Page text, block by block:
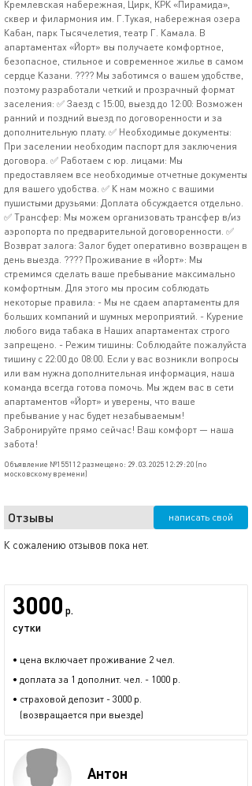
Кремлевская набережная, Цирк, КРК «Пирамида»,
сквер и филармония им. Г.Тукая, набережная озера
Кабан, парк Тысячелетия, театр Г. Камала. В
апартаментах «Йорт» вы получаете комфортное,
безопасное, стильное и современное жилье в самом
сердце Казани. ???? Мы заботимся о вашем удобстве,
поэтому разработали четкий и прозрачный формат
заселения: ✅ Заезд с 15:00, выезд до 12:00: Возможен
ранний и поздний выезд по договоренности и за
дополнительную плату. ✅ Необходимые документы:
При заселении необходим паспорт для заключения
договора. ✅ Работаем с юр. лицами: Мы
предоставляем все необходимые отчетные документы
для вашего удобства. ✅ К нам можно с вашими
пушистыми друзьями: Доплата обсуждается отдельно.
✅ Трансфер: Мы можем организовать трансфер в/из
аэропорта по предварительной договоренности. ✅
Возврат залога: Залог будет оперативно возвращен в
день выезда. ???? Проживание в «Йорт»: Мы
стремимся сделать ваше пребывание максимально
комфортным. Для этого мы просим соблюдать
некоторые правила: - Мы не сдаем апартаменты для
больших компаний и шумных мероприятий. - Курение
любого вида табака в Наших апартаментах строго
запрещено. - Режим тишины: Соблюдайте пожалуйста
тишину с 22:00 до 08:00. Если у вас возникли вопросы
или вам нужна дополнительная информация, наша
команда всегда готова помочь. Мы ждем вас в сети
апартаментов «Йорт» и уверены, что ваше
пребывание у нас будет незабываемым!
Забронируйте прямо сейчас! Ваш комфорт — наша
забота!
Объявление №155112 размещено: 29.03.2025 12:29:20 (по
московскому времени)
Отзывы написать свой
К сожалению отзывов пока нет.
3000 р.
сутки
• цена включает проживание 2 чел.
• доплата за 1 дополнит. чел. - 1000 р.
• страховой депозит - 3000 р.
(возвращается при выезде)
Антон